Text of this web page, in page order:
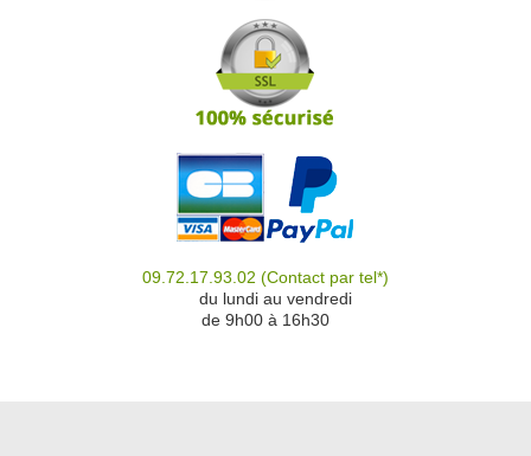
09.72.17.93.02 (Contact par tel*)
du lundi au vendredi
de 9h00 à 16h30